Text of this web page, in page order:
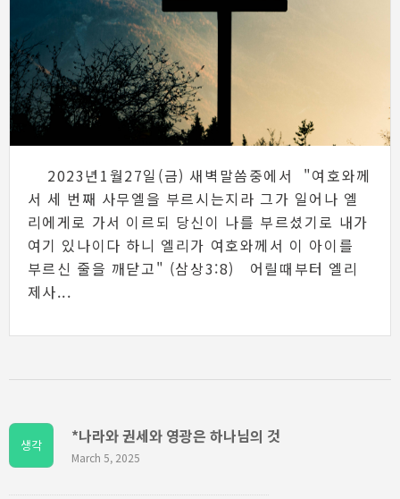
2023년1월27일(금) 새벽말씀중에서 "여호와께
서 세 번째 사무엘을 부르시는지라 그가 일어나 엘
리에게로 가서 이르되 당신이 나를 부르셨기로 내가
여기 있나이다 하니 엘리가 여호와께서 이 아이를
부르신 줄을 깨닫고" (삼상3:8) 어릴때부터 엘리
제사...
생각 *나라와 권세와 영광은 하나님의 것
March 5, 2025